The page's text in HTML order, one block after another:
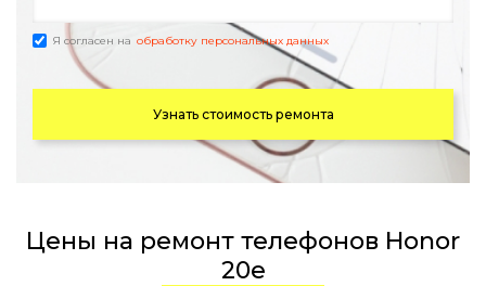
Я согласен на обработку персональных данных
Узнать стоимость ремонта
Цены на ремонт телефонов Honor
20e